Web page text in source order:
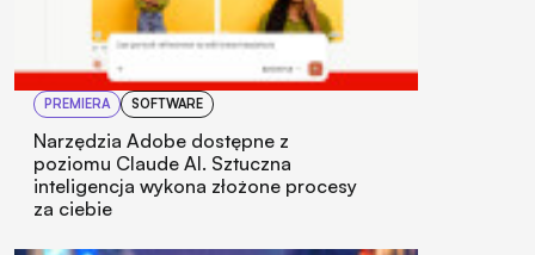
PREMIERA SOFTWARE
Narzędzia Adobe dostępne z
poziomu Claude AI. Sztuczna
inteligencja wykona złożone procesy
za ciebie